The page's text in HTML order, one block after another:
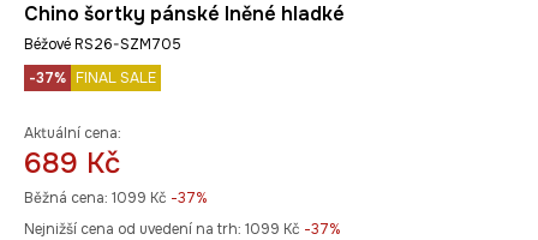
Chino šortky pánské lněné hladké
Béžové RS26-SZM705
-37% FINAL SALE
Aktuální cena:
689 Kč
Běžná cena: 1099 Kč -37%
Nejnižší cena od uvedení na trh: 1099 Kč -37%